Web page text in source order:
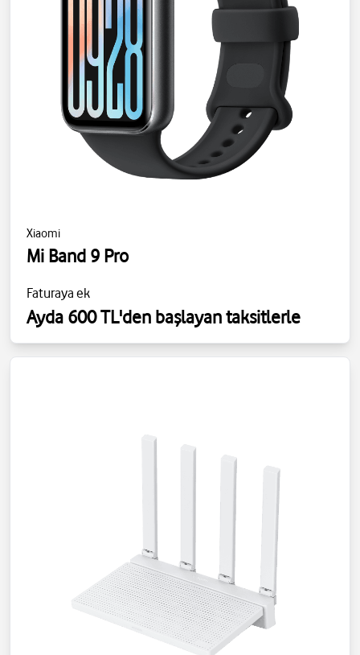
Xiaomi
Mi Band 9 Pro
Faturaya ek
Ayda 600 TL'den başlayan taksitlerle